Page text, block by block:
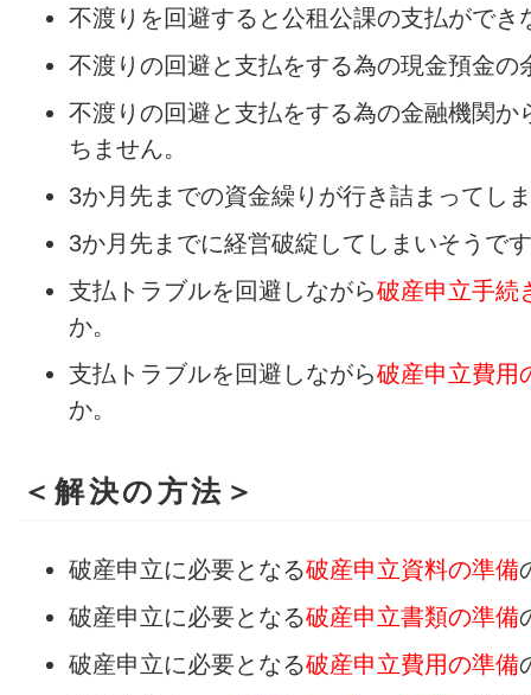
不渡りを回避すると公租公課の支払ができ
不渡りの回避と支払をする為の現金預金の
不渡りの回避と支払をする為の金融機関か
ちません。
3か月先までの資金繰りが行き詰まってし
3か月先までに経営破綻してしまいそうで
支払トラブルを回避しながら破産申立手続
か。
支払トラブルを回避しながら破産申立費用
か。
＜解決の方法＞
破産申立に必要となる破産申立資料の準備
破産申立に必要となる破産申立書類の準備
破産申立に必要となる破産申立費用の準備